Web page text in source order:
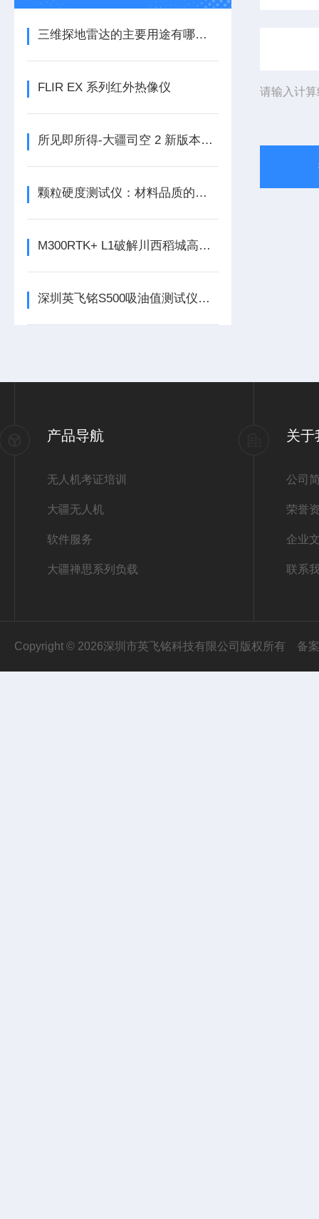
三维探地雷达的主要用途有哪些呢？
FLIR EX 系列红外热像仪
所见即所得-大疆司空 2 新版本航线编辑器已上线
颗粒硬度测试仪：材料品质的关键守护者
M300RTK+ L1破解川西稻城高海拔航测难题
深圳英飞铭S500吸油值测试仪介绍
请输入计
产品导航
无人机考证培训
大疆无人机
软件服务
大疆禅思系列负载
关于
公司
荣誉
企业
联系
Copyright © 2026深圳市英飞铭科技有限公司版权所有 备